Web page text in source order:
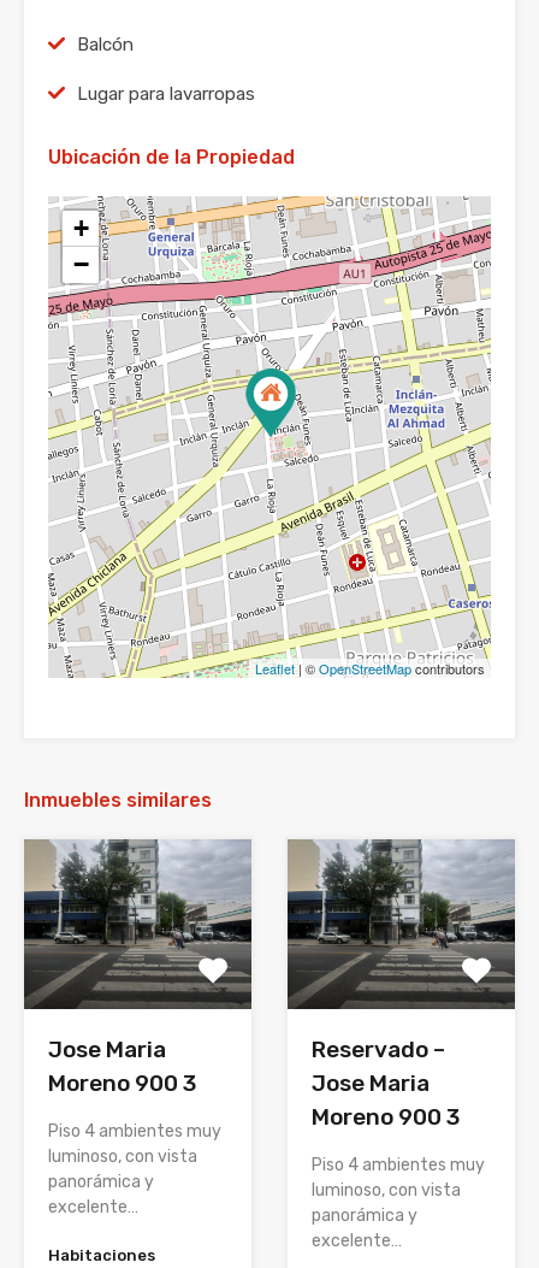
Balcón
Lugar para lavarropas
Ubicación de la Propiedad
+
−
Leaflet| ©OpenStreetMapcontributors
Inmuebles similares
Jose Maria
Moreno 900 3
Piso 4 ambientes muy
luminoso, con vista
panorámica y
excelente…
Habitaciones
Reservado –
Jose Maria
Moreno 900 3
Piso 4 ambientes muy
luminoso, con vista
panorámica y
excelente…